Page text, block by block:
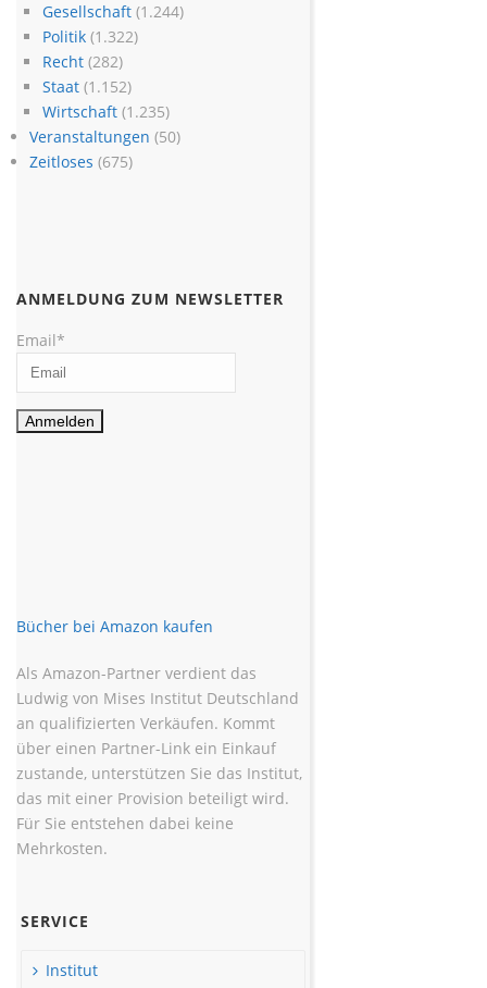
Gesellschaft(1.244)
Politik(1.322)
Recht(282)
Staat(1.152)
Wirtschaft(1.235)
Veranstaltungen (50)
Zeitloses (675)
ANMELDUNG ZUM NEWSLETTER
Email*
Bücher bei Amazon kaufen
Als Amazon-Partner verdient das
Ludwig von Mises Institut Deutschland
an qualifizierten Verkäufen. Kommt
über einen Partner-Link ein Einkauf
zustande, unterstützen Sie das Institut,
das mit einer Provision beteiligt wird.
Für Sie entstehen dabei keine
Mehrkosten.
SERVICE
Institut